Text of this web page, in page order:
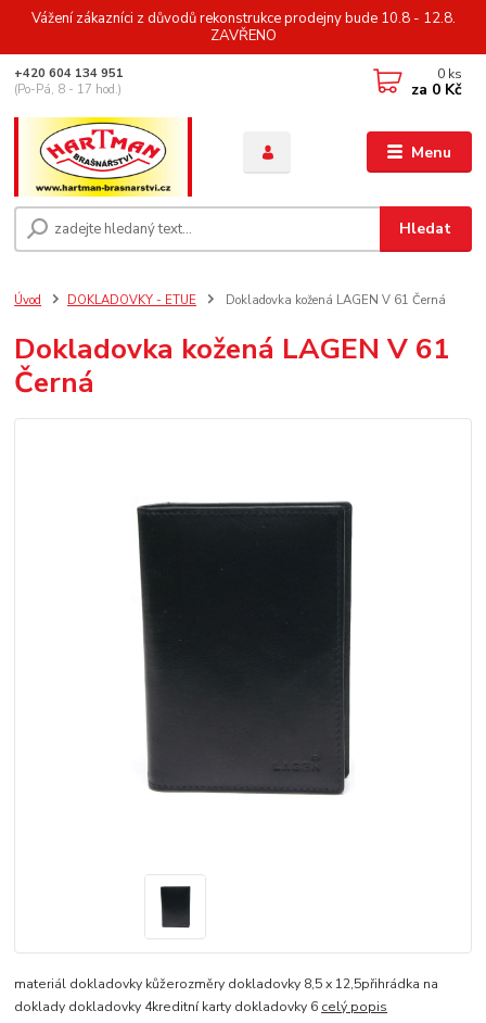
Vážení zákazníci z důvodů rekonstrukce prodejny bude 10.8 - 12.8.
ZAVŘENO
Menu
Hledat
+420 604 134 951
(Po-Pá, 8 - 17 hod.)
0 ks
za 0 Kč
Úvod DOKLADOVKY - ETUE Dokladovka kožená LAGEN V 61 Černá
Dokladovka kožená LAGEN V 61
Černá
materiál dokladovky kůžerozměry dokladovky 8,5 x 12,5přihrádka na
doklady dokladovky 4kreditní karty dokladovky 6 celý popis